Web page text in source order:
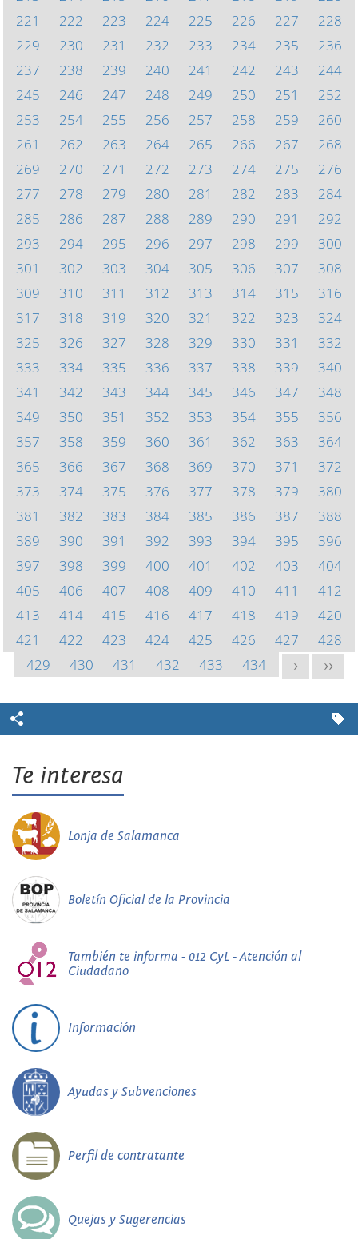
221
222 223 224 225 226 227
228
229
230 231 232 233 234 235
236
237
238 239 240 241 242 243
244
245
246 247 248 249 250 251
252
253
254 255 256 257 258 259
260
261
262 263 264 265 266 267
268
269
270 271 272 273 274 275
276
277
278 279 280 281 282 283
284
285
286 287 288 289 290 291
292
293
294 295 296 297 298 299
300
301
302 303 304 305 306 307
308
309
310 311 312 313 314 315
316
317
318 319 320 321 322 323
324
325
326 327 328 329 330 331
332
333
334 335 336 337 338 339
340
341
342 343 344 345 346 347
348
349
350 351 352 353 354 355
356
357
358 359 360 361 362 363
364
365
366 367 368 369 370 371
372
373
374 375 376 377 378 379
380
381
382 383 384 385 386 387
388
389
390 391 392 393 394 395
396
397
398 399 400 401 402 403
404
405
406 407 408 409 410 411
412
413
414 415 416 417 418 419
420
421
422 423 424 425 426 427
428
429
430 431 432 433 434 > >>
Te interesa
Lonja de Salamanca
Boletín Oficial de la Provincia
También te informa - 012 CyL - Atención al
Ciudadano
Información
Ayudas y Subvenciones
Perfil de contratante
Quejas y Sugerencias